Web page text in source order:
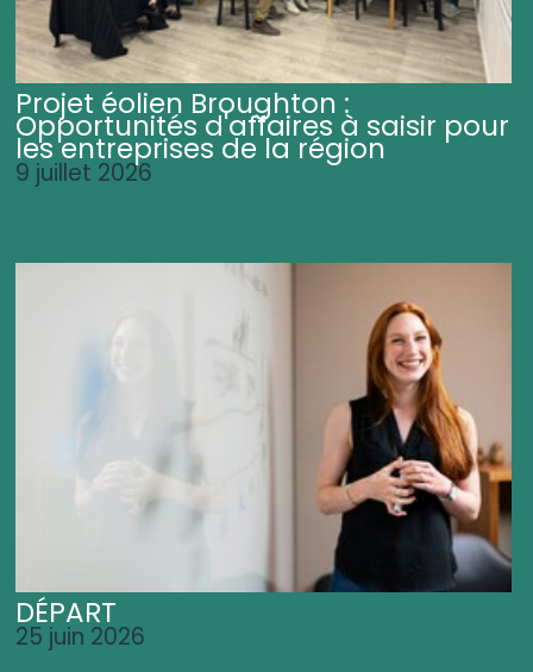
Projet éolien Broughton :
Opportunités d'affaires à saisir pour
les entreprises de la région
9 juillet 2026
DÉPART
25 juin 2026